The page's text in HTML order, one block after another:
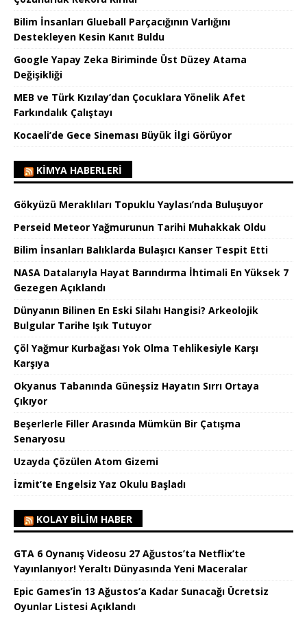
Bilim İnsanları Glueball Parçacığının Varlığını
Destekleyen Kesin Kanıt Buldu
Google Yapay Zeka Biriminde Üst Düzey Atama
Değişikliği
MEB ve Türk Kızılay’dan Çocuklara Yönelik Afet
Farkındalık Çalıştayı
Kocaeli’de Gece Sineması Büyük İlgi Görüyor
KIMYA HABERLERI
Gökyüzü Meraklıları Topuklu Yaylası’nda Buluşuyor
Perseid Meteor Yağmurunun Tarihi Muhakkak Oldu
Bilim İnsanları Balıklarda Bulaşıcı Kanser Tespit Etti
NASA Datalarıyla Hayat Barındırma İhtimali En Yüksek 7
Gezegen Açıklandı
Dünyanın Bilinen En Eski Silahı Hangisi? Arkeolojik
Bulgular Tarihe Işık Tutuyor
Çöl Yağmur Kurbağası Yok Olma Tehlikesiyle Karşı
Karşıya
Okyanus Tabanında Güneşsiz Hayatın Sırrı Ortaya
Çıkıyor
Beşerlerle Filler Arasında Mümkün Bir Çatışma
Senaryosu
Uzayda Çözülen Atom Gizemi
İzmit’te Engelsiz Yaz Okulu Başladı
KOLAY BILIM HABER
GTA 6 Oynanış Videosu 27 Ağustos’ta Netflix’te
Yayınlanıyor! Yeraltı Dünyasında Yeni Maceralar
Epic Games’in 13 Ağustos’a Kadar Sunacağı Ücretsiz
Oyunlar Listesi Açıklandı